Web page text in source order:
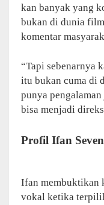
kan banyak yang
bukan di dunia
komentar
“Tapi sebenarnya
itu bukan cuma di
punya
bisa menjadi
Profil Ifan
Ifan membuktikan
vokal ketika